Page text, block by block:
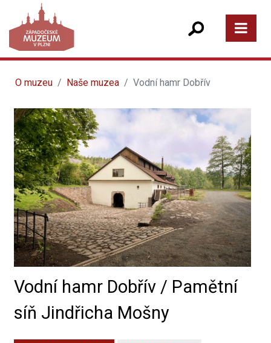
O muzeu Naše muzea Vodní hamr Dobřív
Vodní hamr Dobřív / Pamětní
síň Jindřicha Mošny